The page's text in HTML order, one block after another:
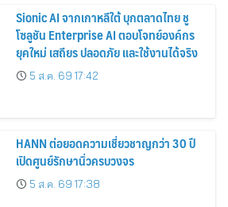
Sionic AI จากเกาหลีใต้ บุกตลาดไทย ชู
โซลูชัน Enterprise AI ตอบโจทย์องค์กร
ยุคใหม่ เสถียร ปลอดภัย และใช้งานได้จริง
5 ส.ค. 69 17:42
HANN ต่อยอดความเชี่ยวชาญกว่า 30 ปี
เปิดศูนย์รักษานิ่วครบวงจร
5 ส.ค. 69 17:38